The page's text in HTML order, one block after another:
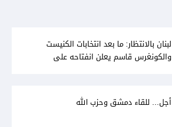
لبنان بالانتظار: ما بعد انتخابات الكنيست
والكونغرس قاسم يعلن انفتاحه على
أجل... للقاء دمشق وحزب الله